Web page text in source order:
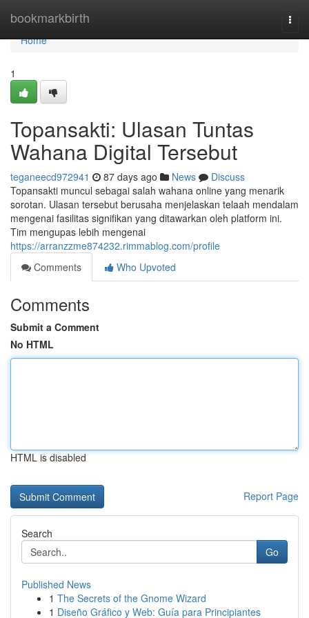
bookmarkbirth
Home
Home
1
Topansakti: Ulasan Tuntas
Wahana Digital Tersebut
teganeecd972941 87 days ago News
Discuss
Topansakti muncul sebagai salah wahana online yang menarik
sorotan. Ulasan tersebut berusaha menjelaskan telaah mendalam
mengenai fasilitas signifikan yang ditawarkan oleh platform ini.
Tim mengupas lebih mengenai
https://arranzzme874232.rimmablog.com/profile
Comments
Who Upvoted
Comments
Submit a Comment
No HTML
HTML is disabled
Report Page
Search
Go
Published News
1 The Secrets of the Gnome Wizard
1 Diseño Gráfico y Web: Guía para Principiantes